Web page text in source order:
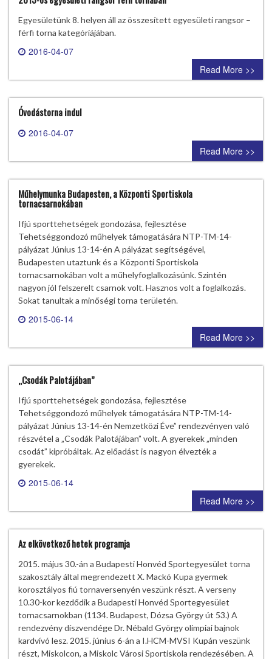
Egyesületünk 8. helyen áll az összesített egyesületi rangsor –
férfi torna kategóriájában.
2016-04-07
0 comment
Read More >>
Óvodástorna indul
2016-04-07
0 comment
Read More >>
Műhelymunka Budapesten, a Központi Sportiskola
tornacsarnokában
Ifjú sporttehetségek gondozása, fejlesztése
Tehetséggondozó műhelyek támogatására NTP-TM-14-
pályázat Június 13-14-én A pályázat segítségével,
Budapesten utaztunk és a Központi Sportiskola
tornacsarnokában volt a műhelyfoglalkozásúnk. Szintén
nagyon jól felszerelt csarnok volt. Hasznos volt a foglalkozás.
Sokat tanultak a minőségi torna területén.
2015-06-14
0 comment
Read More >>
„Csodák Palotájában”
Ifjú sporttehetségek gondozása, fejlesztése
Tehetséggondozó műhelyek támogatására NTP-TM-14-
pályázat Június 13-14-én Nemzetközi Éve” rendezvényen való
részvétel a „Csodák Palotájában” volt. A gyerekek „minden
csodát” kipróbáltak. Az előadást is nagyon élvezték a
gyerekek.
2015-06-14
0 comment
Read More >>
Az elkövetkező hetek programja
2015. május 30.-án a Budapesti Honvéd Sportegyesület torna
szakosztály által megrendezett X. Mackó Kupa gyermek
korosztályos fiú tornaversenyén veszünk részt. A verseny
10.30-kor kezdődik a Budapesti Honvéd Sportegyesület
tornacsarnokban (1134. Budapest, Dózsa György út 53.) A
rendezvény díszvendége Dr. Nébald György olimpiai bajnok
kardvívó lesz. 2015. június 6-án a I.HCM-MVSI Kupán veszünk
részt, Miskolcon, a Miskolc Városi Sportiskola rendezésében. A